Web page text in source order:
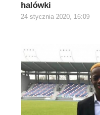
halówki
24 stycznia 2020, 16:09